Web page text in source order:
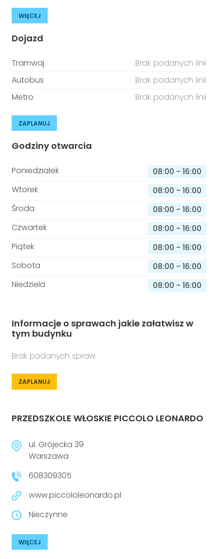
WIĘCEJ
Dojazd
Tramwaj
Brak podanych linii
Autobus
Brak podanych linii
Metro
Brak podanych linii
ZAPLANUJ
Godziny otwarcia
Poniedziałek 08:00 - 16:00
Wtorek
08:00 - 16:00
Środa
08:00 - 16:00
Czwartek
08:00 - 16:00
Piątek
08:00 - 16:00
Sobota
08:00 - 16:00
Niedziela
08:00 - 16:00
Informacje o sprawach jakie załatwisz w
tym budynku
Brak podanych spraw
ZAPLANUJ
PRZEDSZKOLE WŁOSKIE PICCOLO LEONARDO
ul. Grójecka 39
Warszawa
608309305
www.piccololeonardo.pl
Nieczynne
WIĘCEJ